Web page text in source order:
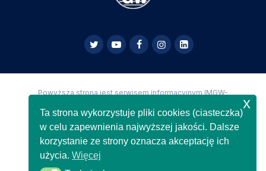
Powyższa strona jest serwisem informacyjnym IMGW-
Copyright IMGW-PIB Wszelkie prawa zastrzeżone
Ta strona wykorzystuje pliki cookies (ciasteczka)
w celu zapewnienia najwyższej jakości. Dalsze
korzystanie ze strony oznacza akceptację ich
użycia.Więcej
x